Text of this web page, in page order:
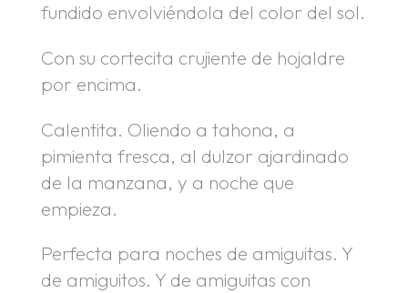
fundido envolviéndola del color del sol.
Con su cortecita crujiente de hojaldre
por encima.
Calentita. Oliendo a tahona, a
pimienta fresca, al dulzor ajardinado
de la manzana, y a noche que
empieza.
Perfecta para noches de amiguitas. Y
de amiguitos. Y de amiguitas con